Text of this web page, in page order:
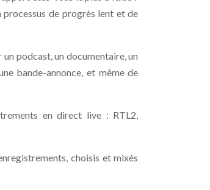
de progrès lent et de
podcast, un documentaire, un
bande-annonce, et même de
en direct live : RTL2,
choisis et mixés